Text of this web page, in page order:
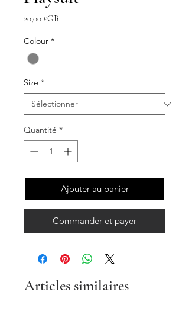
20,00 £GBPrix
Colour *
Size *
Quantité *
Ajouter au panier
Commander et payer
Articles similaires